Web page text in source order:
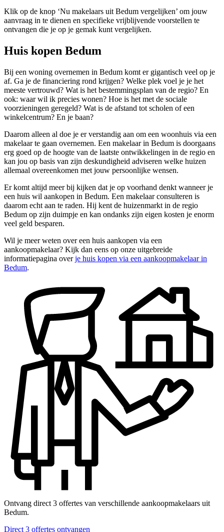
Klik op de knop ‘Nu makelaars uit Bedum vergelijken’ om jouw
aanvraag in te dienen en specifieke vrijblijvende voorstellen te
ontvangen die je op je gemak kunt vergelijken.
Huis kopen Bedum
Bij een woning overnemen in Bedum komt er gigantisch veel op je
af. Ga je de financiering rond krijgen? Welke plek voel je je het
meeste vertrouwd? Wat is het bestemmingsplan van de regio? En
ook: waar wil ik precies wonen? Hoe is het met de sociale
voorzieningen geregeld? Wat is de afstand tot scholen of een
winkelcentrum? En je baan?
Daarom alleen al doe je er verstandig aan om een woonhuis via een
makelaar te gaan overnemen. Een makelaar in Bedum is doorgaans
erg goed op de hoogte van de laatste ontwikkelingen in de regio en
kan jou op basis van zijn deskundigheid adviseren welke huizen
allemaal overeenkomen met jouw persoonlijke wensen.
Er komt altijd meer bij kijken dat je op voorhand denkt wanneer je
een huis wil aankopen in Bedum. Een makelaar consulteren is
daarom echt aan te raden. Hij kent de huizenmarkt in de regio
Bedum op zijn duimpje en kan ondanks zijn eigen kosten je enorm
veel geld besparen.
Wil je meer weten over een huis aankopen via een
aankoopmakelaar? Kijk dan eens op onze uitgebreide
informatiepagina overje huis kopen via een aankoopmakelaar in
Bedum.
Ontvang direct 3 offertes van verschillende aankoopmakelaars uit
Bedum.
Direct 3 offertes ontvangen